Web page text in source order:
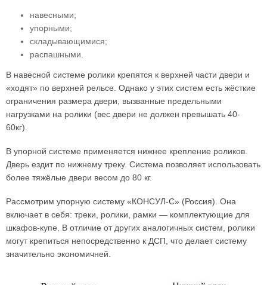
навесными;
упорными;
складывающимися;
распашными.
В навесной системе ролики крепятся к верхней части двери и
«ходят» по верхней рельсе. Однако у этих систем есть жёсткие
ограничения размера двери, вызванные предельными
нагрузками на ролики (вес двери не должен превышать 40-
60кг).
В упорной системе применяется нижнее крепление роликов.
Дверь ездит по нижнему треку. Система позволяет использовать
более тяжёлые двери весом до 80 кг.
Рассмотрим упорную систему «КОНСУЛ-С» (Россия). Она
включает в себя: треки, ролики, рамки — комплектующие для
шкафов-купе. В отличие от других аналогичных систем, ролики
могут крепиться непосредственно к ДСП, что делает систему
значительно экономичней.